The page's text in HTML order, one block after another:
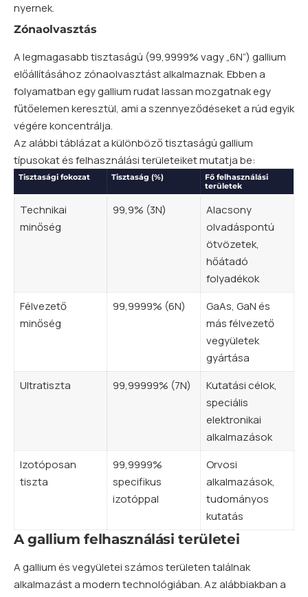
nyernek.
Zónaolvasztás
A legmagasabb tisztaságú (99,9999% vagy „6N”) gallium
előállításához zónaolvasztást alkalmaznak. Ebben a
folyamatban egy gallium rudat lassan mozgatnak egy
fűtőelemen keresztül, ami a szennyeződéseket a rúd egyik
végére koncentrálja.
Az alábbi táblázat a különböző tisztaságú gallium
típusokat és felhasználási területeiket mutatja be:
Tisztasági fokozat Tisztaság (%)
Fő felhasználási
területek
Technikai
minőség
99,9% (3N)
Alacsony
olvadáspontú
ötvözetek,
hőátadó
folyadékok
Félvezető
minőség
99,9999% (6N)
GaAs, GaN és
más félvezető
vegyületek
gyártása
Ultratiszta
99,99999% (7N)
Kutatási célok,
speciális
elektronikai
alkalmazások
Izotóposan
tiszta
99,9999%
specifikus
izotóppal
Orvosi
alkalmazások,
tudományos
kutatás
A gallium felhasználási területei
A gallium és vegyületei számos területen találnak
alkalmazást a modern technológiában. Az alábbiakban a